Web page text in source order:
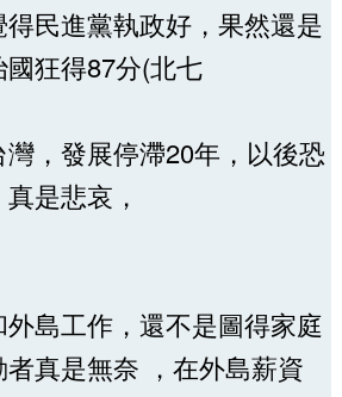
民進黨執政好，果然還是
狂得87分(北七
，發展停滯20年，以後恐
是悲哀，
島工作，還不是圖得家庭
真是無奈 ，在外島薪資